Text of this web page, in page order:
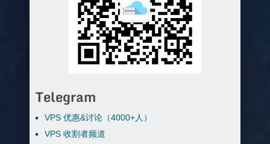
Telegram
VPS 优惠&讨论（4000+人）
VPS 收割者频道